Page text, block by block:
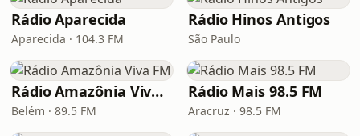
Rádio Aparecida
Aparecida · 104.3 FM
Rádio Hinos Antigos
São Paulo
Rádio Amazônia Viva FM
Belém · 89.5 FM
Rádio Mais 98.5 FM
Aracruz · 98.5 FM